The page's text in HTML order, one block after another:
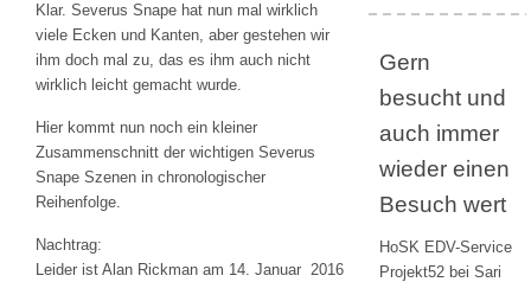
Klar. Severus Snape hat nun mal wirklich
viele Ecken und Kanten, aber gestehen wir
ihm doch mal zu, das es ihm auch nicht
wirklich leicht gemacht wurde.
Hier kommt nun noch ein kleiner
Zusammenschnitt der wichtigen Severus
Snape Szenen in chronologischer
Reihenfolge.
Nachtrag:
Leider ist Alan Rickman am 14. Januar 2016
Gern
besucht und
auch immer
wieder einen
Besuch wert
HoSK EDV-Service
Projekt52 bei Sari